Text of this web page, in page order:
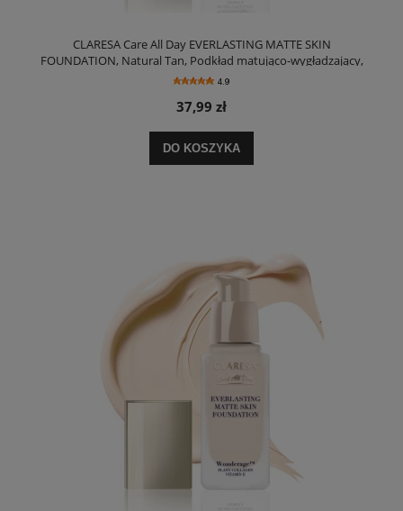
CLARESA Care All Day EVERLASTING MATTE SKIN
FOUNDATION, Natural Tan, Podkład matująco-wygładzający,
32ml 4.9
37,99 zł
DO KOSZYKA